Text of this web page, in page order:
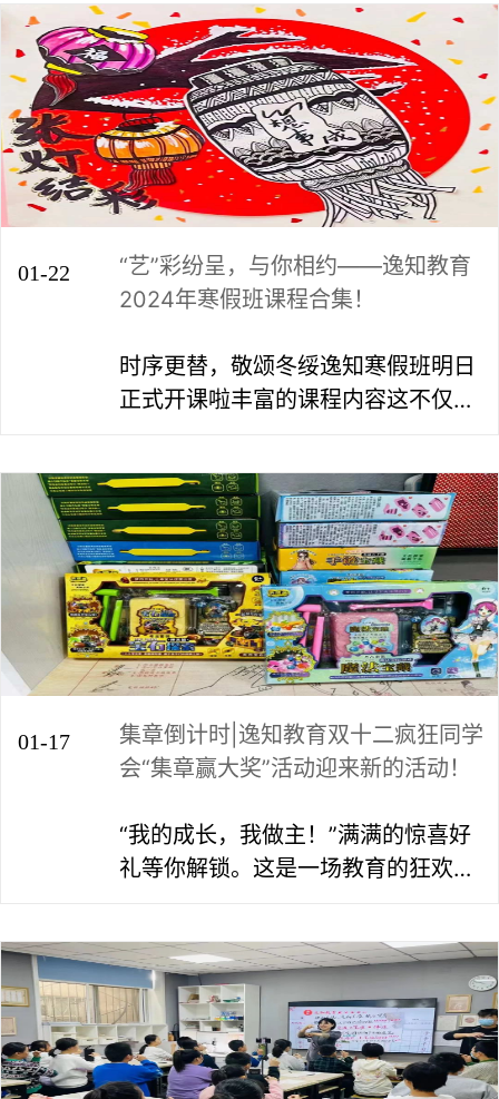
01-22
“艺”彩纷呈，与你相约——逸知教育
2024年寒假班课程合集！
时序更替，敬颂冬绥逸知寒假班明日
正式开课啦丰富的课程内容这不仅仅
01-17
集章倒计时|逸知教育双十二疯狂同学
会“集章赢大奖”活动迎来新的活动！
“我的成长，我做主！”满满的惊喜好
礼等你解锁。这是一场教育的狂欢盛
样的精彩！